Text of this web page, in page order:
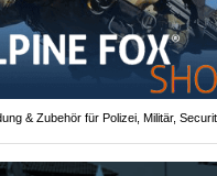
& Zubehör für Polizei, Militär,